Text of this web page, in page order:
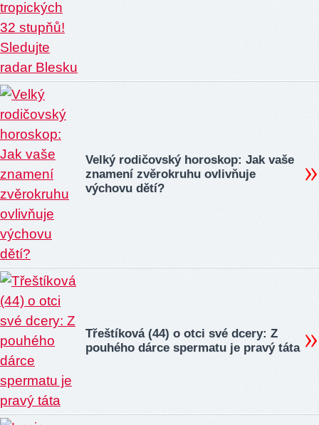
Velký rodičovský horoskop: Jak vaše
znamení zvěrokruhu ovlivňuje
výchovu dětí?
Třeštíková (44) o otci své dcery: Z
pouhého dárce spermatu je pravý táta